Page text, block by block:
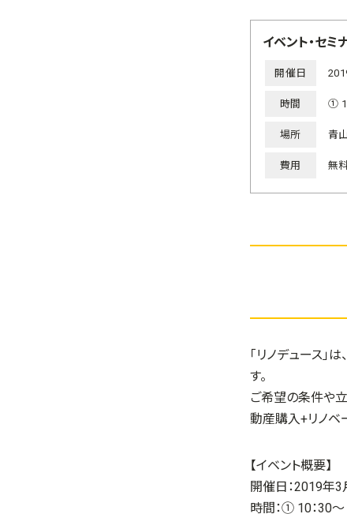
イベント・セミ
開催日
時間 ①
場所 青
費用 無
「リノデュース」
す。
ご希望の条件や
動産購入+リノベ
【イベント概要】
開催日：2019年
時間：① 10：